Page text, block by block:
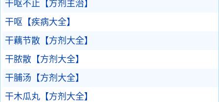
干呕不止【方剂主治】
干呕【疾病大全】
干藕节散【方剂大全】
干脓散【方剂大全】
干脯汤【方剂大全】
干木瓜丸【方剂大全】